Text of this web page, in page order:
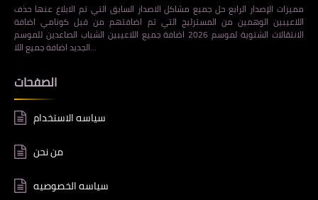
مميزات الإصدار الرابع حل جميع مشاكل الاصدار السابق التي تم الابلاغ عنها حذف
اللاعيبين الوهمين من المسترليج التي تم اضافتهم من قبل كونامي اضافة
الانتقالات الشتوية لموسم 2026 اضافة جميع اللاعيبين الشباب الصاعدين للموسم
الجديد اضافة جميع اللا…
الصفحات
سياسه الاستخدام
من نحن
سياسه الخصوصيه